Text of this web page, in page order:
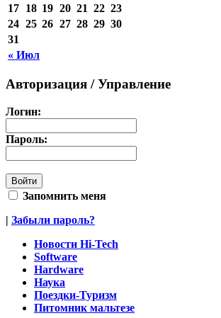
« Июл
17 18 19 20 21 22 23
24 25 26 27 28 29 30
31
Авторизация / Управление
Логин:
Пароль:
Запомнить меня
| Забыли пароль?
Новости Hi-Tech
Software
Hardware
Наука
Поездки-Туризм
Питомник мальтезе